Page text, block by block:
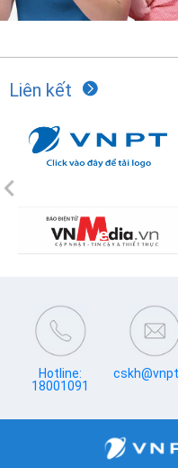
Liên kết
Previous
Hotline:
18001091